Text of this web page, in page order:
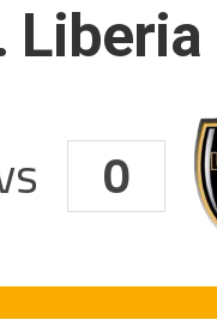
Liberia
0